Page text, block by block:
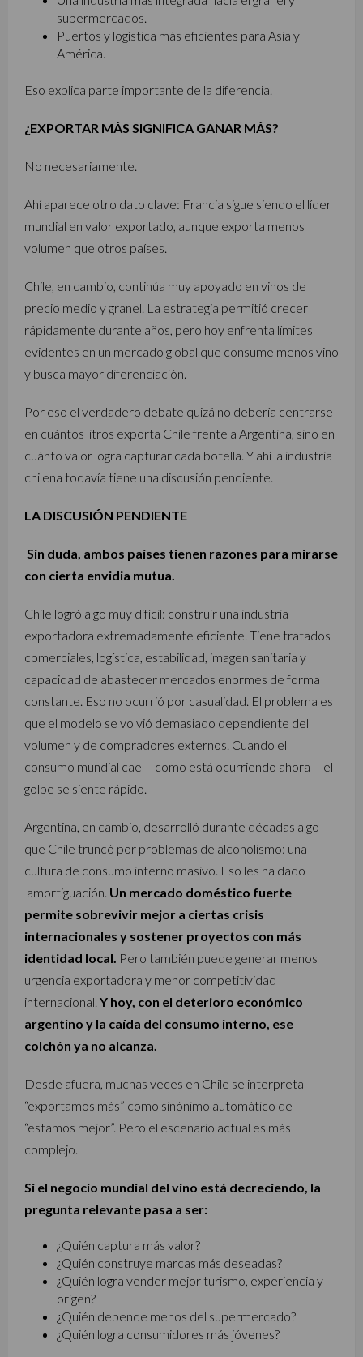
supermercados.
Puertos y logística más eficientes para Asia y
América.
Eso explica parte importante de la diferencia.
¿EXPORTAR MÁS SIGNIFICA GANAR MÁS?
No necesariamente.
Ahí aparece otro dato clave: Francia sigue siendo el líder
mundial en valor exportado, aunque exporta menos
volumen que otros países.
Chile, en cambio, continúa muy apoyado en vinos de
precio medio y granel. La estrategia permitió crecer
rápidamente durante años, pero hoy enfrenta límites
evidentes en un mercado global que consume menos vino
y busca mayor diferenciación.
Por eso el verdadero debate quizá no debería centrarse
en cuántos litros exporta Chile frente a Argentina, sino en
cuánto valor logra capturar cada botella. Y ahí la industria
chilena todavía tiene una discusión pendiente.
LA DISCUSIÓN PENDIENTE
Sin duda, ambos países tienen razones para mirarse
con cierta envidia mutua.
Chile logró algo muy difícil: construir una industria
exportadora extremadamente eficiente. Tiene tratados
comerciales, logística, estabilidad, imagen sanitaria y
capacidad de abastecer mercados enormes de forma
constante. Eso no ocurrió por casualidad. El problema es
que el modelo se volvió demasiado dependiente del
volumen y de compradores externos. Cuando el
consumo mundial cae —como está ocurriendo ahora— el
golpe se siente rápido.
Argentina, en cambio, desarrolló durante décadas algo
que Chile truncó por problemas de alcoholismo: una
cultura de consumo interno masivo. Eso les ha dado
amortiguación. Un mercado doméstico fuerte
permite sobrevivir mejor a ciertas crisis
internacionales y sostener proyectos con más
identidad local. Pero también puede generar menos
urgencia exportadora y menor competitividad
internacional. Y hoy, con el deterioro económico
argentino y la caída del consumo interno, ese
colchón ya no alcanza.
Desde afuera, muchas veces en Chile se interpreta
“exportamos más” como sinónimo automático de
“estamos mejor”. Pero el escenario actual es más
complejo.
Si el negocio mundial del vino está decreciendo, la
pregunta relevante pasa a ser:
¿Quién captura más valor?
¿Quién construye marcas más deseadas?
¿Quién logra vender mejor turismo, experiencia y
origen?
¿Quién depende menos del supermercado?
¿Quién logra consumidores más jóvenes?